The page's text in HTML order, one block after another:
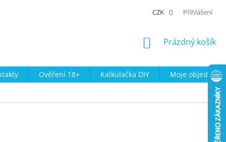
CZK Přihlášení
NÁKUPNÍ
Prázdný košík
Ověření 18+ Kalkulačka DIY Moje